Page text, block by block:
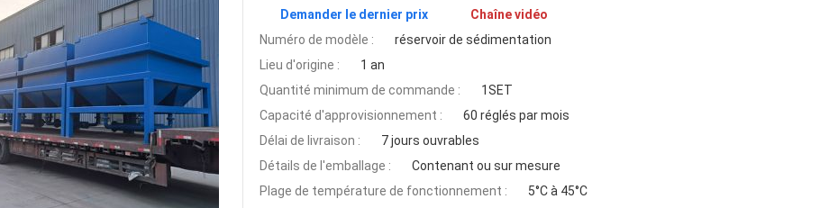
Demander le dernier prix
Chaîne vidéo
Numéro de modèle :
réservoir de sédimentation
Lieu d'origine :
1 an
Quantité minimum de commande :
1SET
Capacité d'approvisionnement :
60 réglés par mois
Délai de livraison :
7 jours ouvrables
Détails de l'emballage :
Contenant ou sur mesure
Plage de température de fonctionnement :
5°C à 45°C